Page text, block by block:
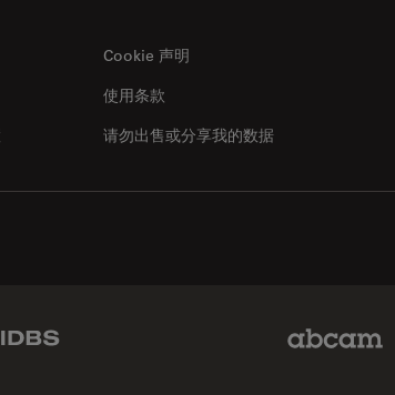
Cookie 声明
请勿出售或分享我的数据
使用条款
IDBS Link